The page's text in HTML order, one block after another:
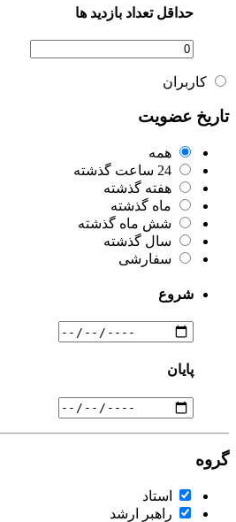
حداقل تعداد بازدید ها
کاربران
تاریخ عضویت
همه
24 ساعت گذشته
هفته گذشته
ماه گذشته
شش ماه گذشته
سال گذشته
سفارشی
شروع
پایان
گروه
استاد
راهبر ارشد